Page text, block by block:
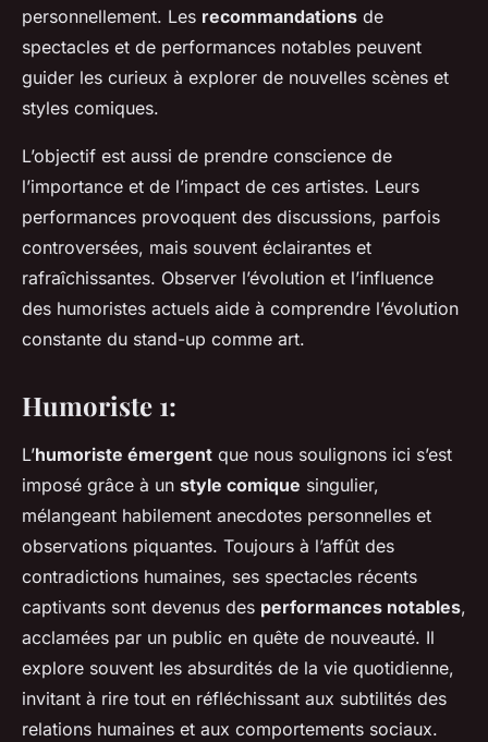
personnellement. Les recommandations de
spectacles et de performances notables peuvent
guider les curieux à explorer de nouvelles scènes et
styles comiques.
L’objectif est aussi de prendre conscience de
l’importance et de l’impact de ces artistes. Leurs
performances provoquent des discussions, parfois
controversées, mais souvent éclairantes et
rafraîchissantes. Observer l’évolution et l’influence
des humoristes actuels aide à comprendre l’évolution
constante du stand-up comme art.
Humoriste 1:
L’humoriste émergent que nous soulignons ici s’est
imposé grâce à un style comique singulier,
mélangeant habilement anecdotes personnelles et
observations piquantes. Toujours à l’affût des
contradictions humaines, ses spectacles récents
captivants sont devenus des performances notables,
acclamées par un public en quête de nouveauté. Il
explore souvent les absurdités de la vie quotidienne,
invitant à rire tout en réfléchissant aux subtilités des
relations humaines et aux comportements sociaux.